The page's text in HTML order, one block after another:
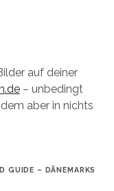
auf deiner
– unbedingt
aber in nichts
GUIDE – DÄNEMARKS